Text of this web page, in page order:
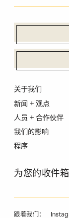
关于我们
新闻 + 观点
人员 + 合作伙伴
我们的影响
程序
为您的收件
跟着我们：